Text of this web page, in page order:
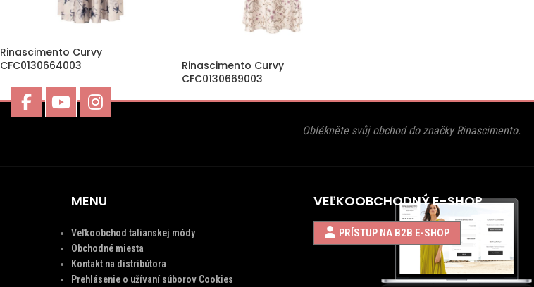
Rinascimento Curvy
CFC0130664003
Rinascimento Curvy
CFC0130669003
Oblékněte svůj obchod do značky Rinascimento.
MENU
Veľkoobchod talianskej módy
Obchodné miesta
Kontakt na distribútora
Prehlásenie o užívaní súborov Cookies
VEĽKOOBCHODNÝ E-SHOP
PRÍSTUP NA B2B E-SHOP